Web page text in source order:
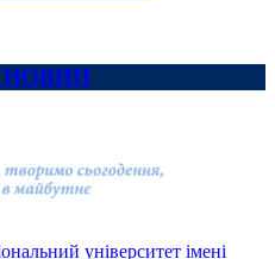
НОВИН
університет імені